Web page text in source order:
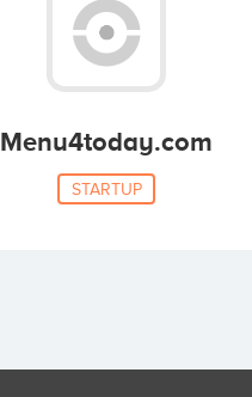
Menu4today.com
STARTUP